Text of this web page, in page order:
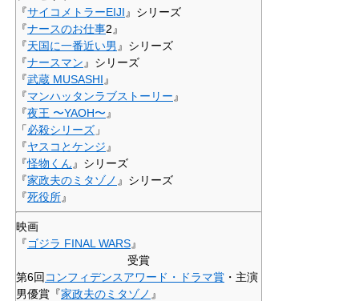
『サイコメトラーEIJI 』シリーズ
『ナースのお仕事2』
『天国に一番近い男 』シリーズ
『ナースマン 』シリーズ
『武蔵 MUSASHI 』
『マンハッタンラブストーリー 』
『夜王 〜YAOH〜 』
「必殺シリーズ 」
『ヤスコとケンジ 』
『怪物くん 』シリーズ
『家政夫のミタゾノ 』シリーズ
『死役所』
映画
『ゴジラ FINAL WARS』
受賞
第6回コンフィデンスアワード・ドラマ賞 ・主演
男優賞『家政夫のミタゾノ 』